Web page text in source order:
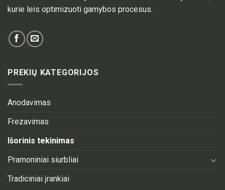
kurie leis optimizuoti gamybos procesus.
PREKIŲ KATEGORIJOS
Anodavimas
Frezavimas
Išorinis tekinimas
Pramoniniai siurbliai
Tradiciniai įrankiai